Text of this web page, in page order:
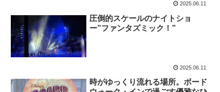
2025.06.11
圧倒的スケールのナイトショ
ー”ファンタズミック！”
2025.06.11
時がゆっくり流れる場所。ボード